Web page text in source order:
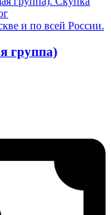
группа)